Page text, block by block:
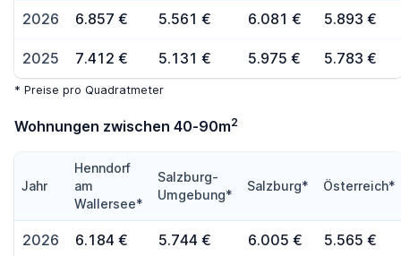
2026 6.857 € 5.561 € 6.081 € 5.893 €
2025 7.412 € 5.131 € 5.975 € 5.783 €
* Preise pro Quadratmeter
Wohnungen zwischen 40-90m2
Jahr
Henndorf
am
Wallersee*
Salzburg-
Umgebung*
Salzburg* Österreich*
2026 6.184 € 5.744 € 6.005 € 5.565 €